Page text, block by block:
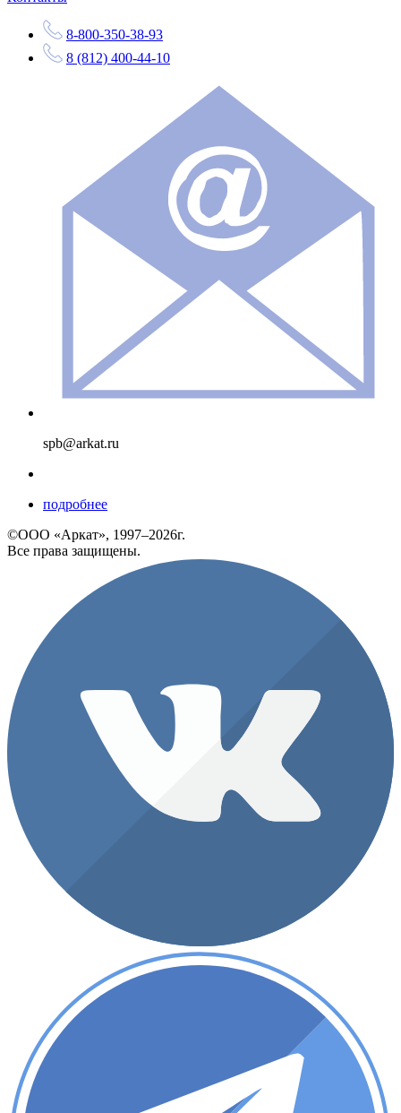
8-800-350-38-93
8 (812) 400-44-10
spb@arkat.ru
подробнее
©ООО «Аркат», 1997–2026г.
Все права защищены.